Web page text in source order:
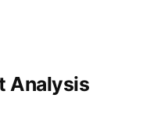
Analysis